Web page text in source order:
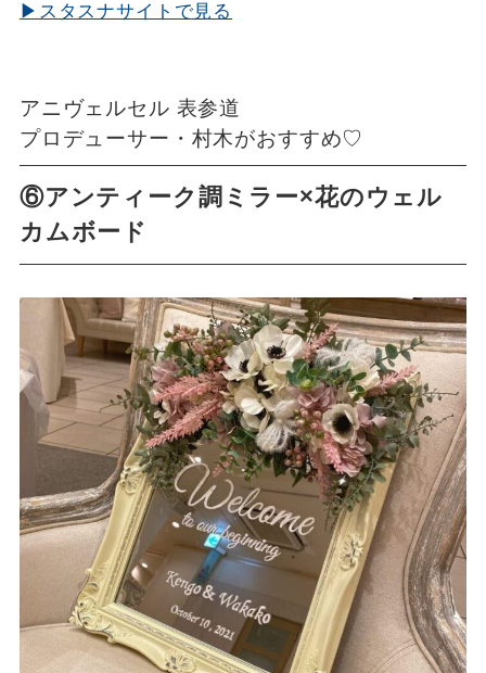
▶スタスナサイトで見る
アニヴェルセル 表参道
プロデューサー・村木がおすすめ♡
⑥アンティーク調ミラー×花のウェル
カムボード